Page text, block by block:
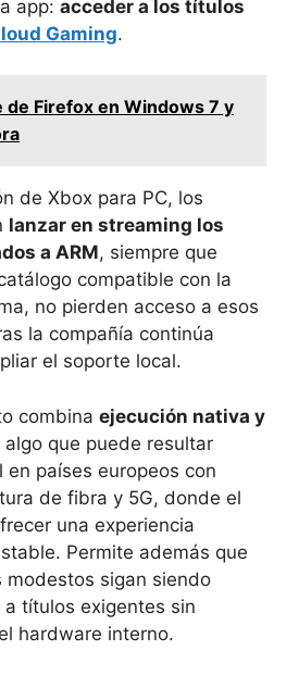
app: acceder a los títulos
Gaming.
de Firefox en Windows 7 y
de Xbox para PC, los
lanzar en streaming los
a ARM, siempre que
compatible con la
no pierden acceso a esos
la compañía continúa
el soporte local.
combina ejecución nativa y
algo que puede resultar
en países europeos con
de fibra y 5G, donde el
una experiencia
Permite además que
modestos sigan siendo
títulos exigentes sin
hardware interno.